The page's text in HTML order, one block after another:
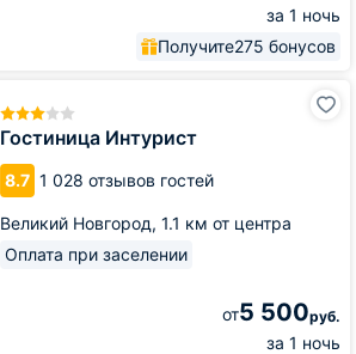
за 1 ночь
Получите275 бонусов
Гостиница Интурист
8.7 1 028 отзывов гостей
Великий Новгород, 1.1 км от центра
Оплата при заселении
от5 500руб.
за 1 ночь